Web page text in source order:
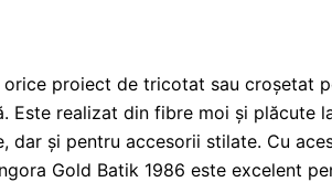
proiect de tricotat sau croșetat
realizat din fibre moi și plăcute
și pentru accesorii stilate. Cu
Gold Batik 1986 este excelent